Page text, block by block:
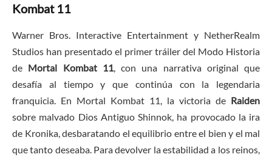
Kombat 11
Warner Bros. Interactive Entertainment y NetherRealm
Studios han presentado el primer tráiler del Modo Historia
de Mortal Kombat 11, con una narrativa original que
desafía al tiempo y que continúa con la legendaria
franquicia. En Mortal Kombat 11, la victoria de Raiden
sobre malvado Dios Antiguo Shinnok, ha provocado la ira
de Kronika, desbaratando el equilibrio entre el bien y el mal
que tanto deseaba. Para devolver la estabilidad a los reinos,